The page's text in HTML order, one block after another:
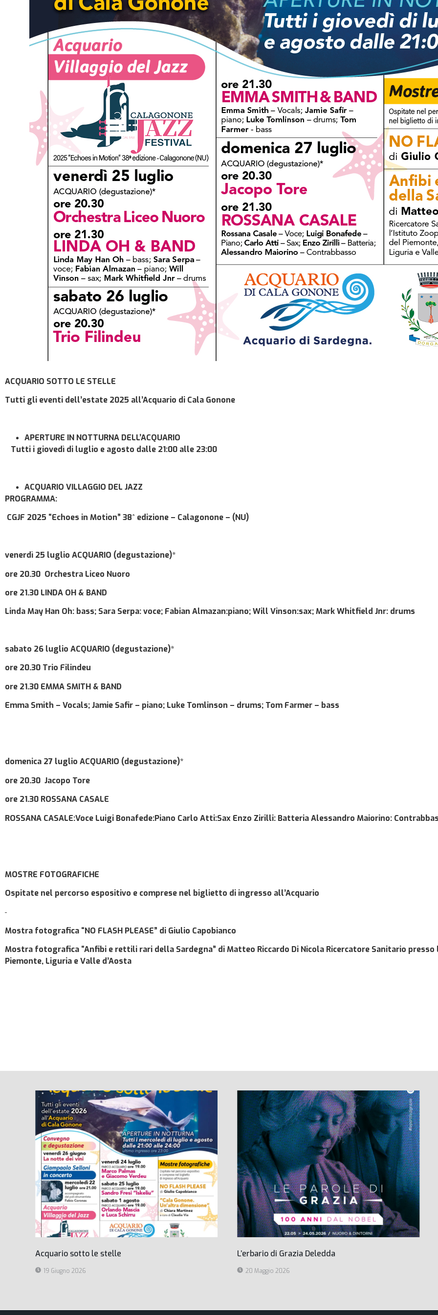
ACQUARIO SOTTO LE STELLE
Tutti gli eventi dell’estate 2025 all’Acquario di Cala Gonone
APERTURE IN NOTTURNA DELL’ACQUARIO
Tutti i giovedì di luglio e agosto dalle 21:00 alle 23:00
ACQUARIO VILLAGGIO DEL JAZZ
PROGRAMMA:
CGJF 2025 “Echoes in Motion” 38^ edizione – Calagonone – (NU)
venerdì 25 luglio ACQUARIO (degustazione)*
ore 20.30 Orchestra Liceo Nuoro
ore 21.30 LINDA OH & BAND
Linda May Han Oh: bass; Sara Serpa: voce; Fabian Almazan:piano;Will Vinson:sax;Mark Whitfield Jnr: drums
sabato 26 luglio ACQUARIO (degustazione)*
ore 20.30 Trio Filindeu
ore 21.30 EMMA SMITH & BAND
Emma Smith – Vocals;Jamie Safir – piano; Luke Tomlinson – drums; Tom Farmer – bass
domenica 27 luglio ACQUARIO (degustazione)*
ore 20.30 Jacopo Tore
ore 21.30 ROSSANA CASALE
ROSSANA CASALE:Voce Luigi Bonafede:Piano Carlo Atti:Sax Enzo Zirilli: Batteria Alessandro Maiorino:
MOSTRE FOTOGRAFICHE
Ospitate nel percorso espositivo e comprese nel biglietto di ingresso all’Acquario
Mostra fotografica “NO FLASH PLEASE” di Giulio Capobianco
Mostra fotografica “Anfibi e rettili rari della Sardegna” di Matteo Riccardo Di Nicola Ricercatore Sanitario
Piemonte, Liguria e Valle d’Aosta
Acquario sotto le stelle
19 Giugno 2026
L’erbario di Grazia Deledda
20 Maggio 2026